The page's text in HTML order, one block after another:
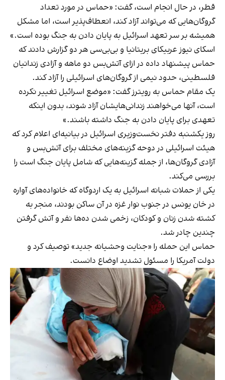
قطر، در حال انجام است، گفت: «حماس در مورد تعداد
گروگان‌هایی که می‌تواند آزاد کند، انعطاف‌پذیر است، اما مشکل
همیشه بر سر تعهد اسرائیل به پایان دادن به جنگ بوده است.»
اسکای نیوز عربیکای بریتانیا و بی‌بی‌سی هر دو گزارش دادند که
حماس پیشنهاد داده در ازای آتش‌بس دو ماهه و آزادی زندانیان
فلسطینی، حدود نیمی از گروگان‌های اسرائیلی را آزاد کند.
یک مقام حماس به رویترز گفت: «موضع اسرائیل تغییر نکرده
است، آنها می‌خواهند زندانی‌هایشان آزاد شوند، بدون اینکه
تعهدی برای پایان دادن به جنگ داشته باشند.»
روز یکشنبه دفتر نخست‌وزیری اسرائیل در بیانیه‌ای اعلام کرد که
هیئت اسرائیلی در دوحه گزینه‌های مختلف برای آتش‌بس و
آزادی گروگان‌ها، از جمله گزینه‌هایی که شامل پایان جنگ است را
بررسی می‌کند.
یکی از حملات شبانه اسرائیل به یک اردوگاه که خانواده‌های آواره
در خان یونس در جنوب نوار غزه در آن ساکن بودند، منجر به
کشته شدن زنان و کودکان، زخمی شدن ده‌ها نفر و آتش گرفتن
چندین چادر شد.
حماس این حمله را «جنایت وحشیانه جدید» توصیف کرد و
دولت آمریکا را مسئول تشدید اوضاع دانست.